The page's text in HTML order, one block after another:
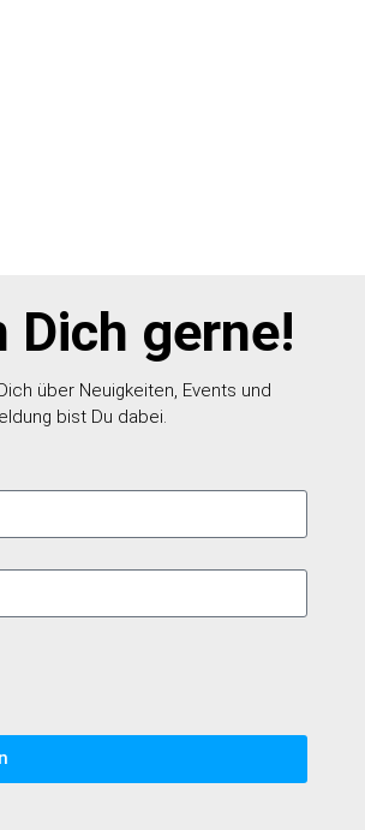
gerne!
über Neuigkeiten, Events und
bist Du dabei.